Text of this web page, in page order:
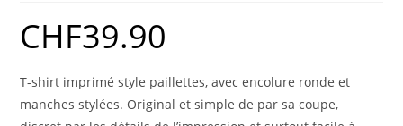
CHF39.90
T-shirt imprimé style paillettes, avec encolure ronde et
manches stylées. Original et simple de par sa coupe,